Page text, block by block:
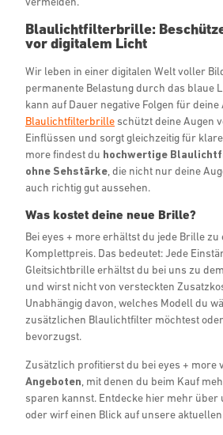
Blaulichtfilterbrille:
vor digitalem Licht
Wir leben in einer digitalen Welt voller
permanente Belastung durch das blaue
kann auf Dauer negative Folgen für deine
Blaulichtfilterbrille schützt deine Augen
Einflüssen und sorgt gleichzeitig für
more findest du hochwertige
ohne Sehstärke , die nicht nur deine
auch richtig gut aussehen.
Was kostet deine neue Brille?
Bei eyes + more erhältst du jede Brille zu
Komplettpreis. Das bedeutet: Jede
Gleitsichtbrille erhältst du bei uns zu
und wirst nicht von versteckten
Unabhängig davon, welches Modell du
zusätzlichen Blaulichtfilter möchtest
bevorzugst.
Zusätzlich profitierst du bei eyes + more
Angeboten , mit denen du beim Kauf
sparen kannst. Entdecke hier mehr über
oder wirf einen Blick auf unsere aktuellen